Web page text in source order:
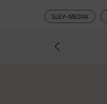
SLEY-MEDIA